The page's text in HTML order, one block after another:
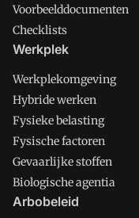
Voorbeelddocumenten
Checklists
Werkplek
Werkplekomgeving
Hybride werken
Fysieke belasting
Fysische factoren
Gevaarlijke stoffen
Biologische agentia
Arbobeleid